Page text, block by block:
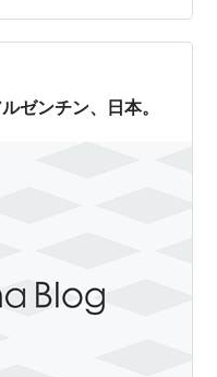
コメディーリリーフ
ゼンチン、日本。